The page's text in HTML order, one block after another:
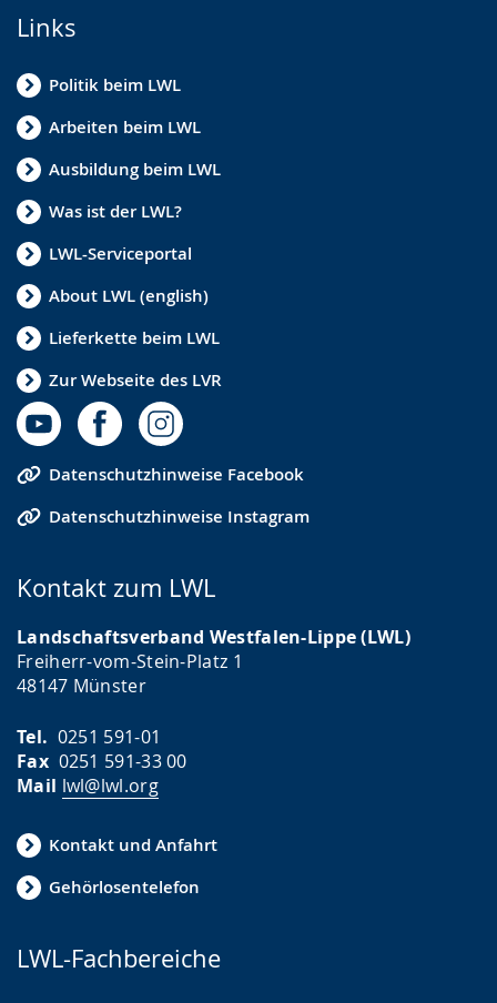
Links
Politik beim LWL
Arbeiten beim LWL
Ausbildung beim LWL
Was ist der LWL?
LWL-Serviceportal
About LWL (english)
Lieferkette beim LWL
Zur Webseite des LVR
Datenschutzhinweise Facebook
Datenschutzhinweise Instagram
Kontakt zum LWL
Landschaftsverband Westfalen-Lippe (LWL)
Freiherr-vom-Stein-Platz 1
48147 Münster
Tel. 0251 591-01
Fax0251 591-33 00
Mail lwl@lwl.org
Kontakt und Anfahrt
Gehörlosentelefon
LWL-Fachbereiche